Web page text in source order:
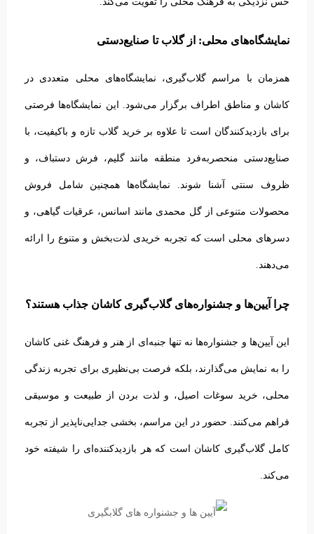
نمایشگاه‌های محلی: از گلاب تا صنایع‌دستی
همزمان با مراسم گلاب‌گیری، نمایشگاه‌های محلی متعددی در
کاشان و مناطق اطراف برگزار می‌شود. این نمایشگاه‌ها فرصتی
برای بازدیدکنندگان است تا علاوه بر خرید گلاب تازه و باکیفیت، با
صنایع‌دستی منحصربه‌فرد منطقه مانند گلیم، فرش دستباف، و
ظروف سنتی آشنا شوند. نمایشگاه‌ها همچنین شامل فروش
محصولات متنوعی از گل محمدی مانند اسانس، عرقیات گیاهی، و
دسرهای محلی است که تجربه خریدی لذت‌بخش و متنوع را ارائه
می‌دهند.
چرا آیین‌ها و جشنواره‌های گلاب‌گیری کاشان جذاب هستند؟
این آیین‌ها و جشنواره‌ها نه تنها جنبه‌ای از هنر و فرهنگ غنی کاشان
را به نمایش می‌گذارند، بلکه فرصت بی‌نظیری برای تجربه زندگی
محلی، خرید سوغات اصیل، و لذت بردن از طبیعت و موسیقی
فراهم می‌کنند. حضور در این مراسم، بخشی جدایی‌ناپذیر از تجربه
کامل گلاب‌گیری کاشان است که هر بازدیدکننده‌ای را شیفته خود
می‌کند.